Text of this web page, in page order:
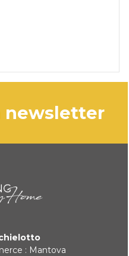
newsletter
: Mantova